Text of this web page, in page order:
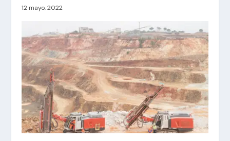
12 mayo, 2022